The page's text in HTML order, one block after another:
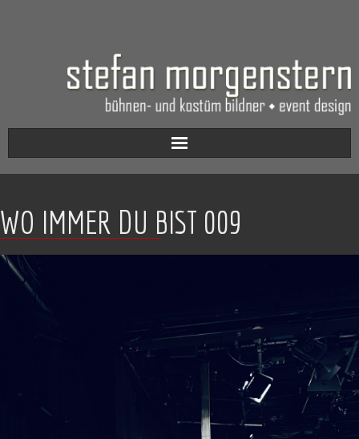
Aktuell
Werkverzeichnis
Biografie
Kontakt
WO IMMER DU BIST 009